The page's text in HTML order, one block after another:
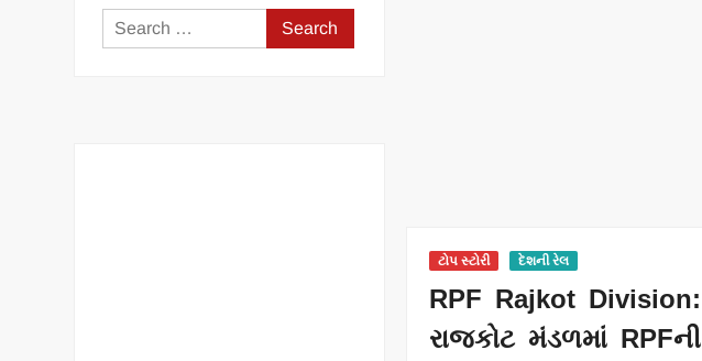
ટોપ સ્ટોરી દેશની રેલ
RPF Rajkot Division:
રાજકોટ મંડળમાં RPFની
Search